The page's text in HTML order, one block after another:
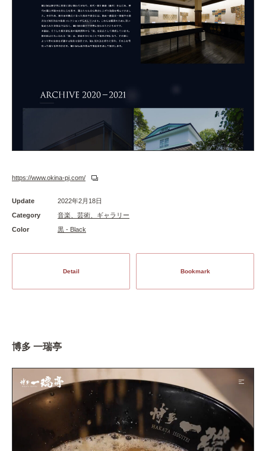
https://www.okina-pj.com/
Update
2022年2月18日
Category
音楽、芸術、ギャラリー
Color
黒 - Black
Detail Bookmark
博多 一瑞亭